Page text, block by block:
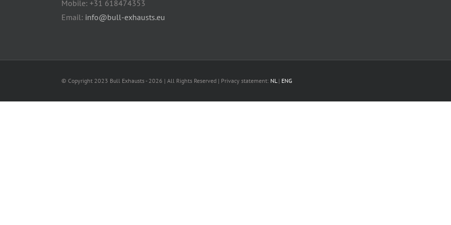
Mobile: +31 618474353
Email: info@bull-exhausts.eu
© Copyright 2023 Bull Exhausts - 2026 | All Rights Reserved | Privacy statement: NL| ENG